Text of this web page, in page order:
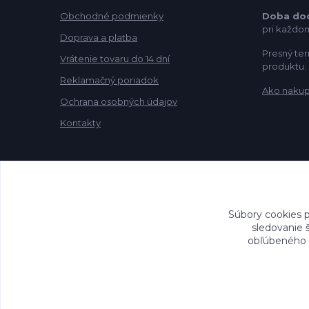
Obchodné podmienky
Doprava a platba
Vrátenie tovaru do 14 dní
Reklamačný poriadok
Ochrana osobných údajov
Kontakty
Doba
pri
Presný
produktu.
Ako
Súbory cookies
sledovanie
obľúbeného